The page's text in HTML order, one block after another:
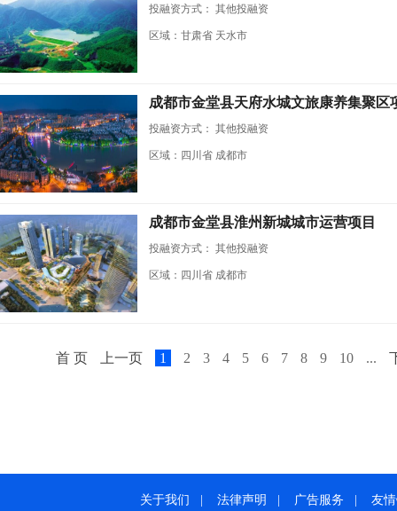
投融资方式： 其他投融资
区域：甘肃省 天水市
成都市金堂县天府水城文旅康养集聚区
投融资方式： 其他投融资
区域：四川省 成都市
成都市金堂县淮州新城城市运营项目
投融资方式： 其他投融资
区域：四川省 成都市
首 页 上一页 1 2 3 4 5 6 7 8 9 10 ...
关于我们 法律声明 广告服务
友